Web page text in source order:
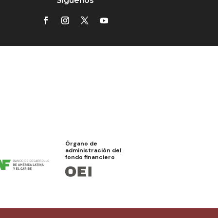
Órgano de
administración del
fondo financiero